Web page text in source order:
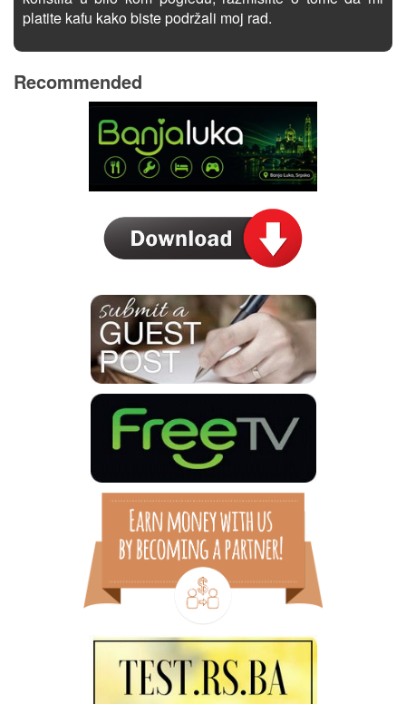
platite kafu kako biste podržali moj rad.
Recommended